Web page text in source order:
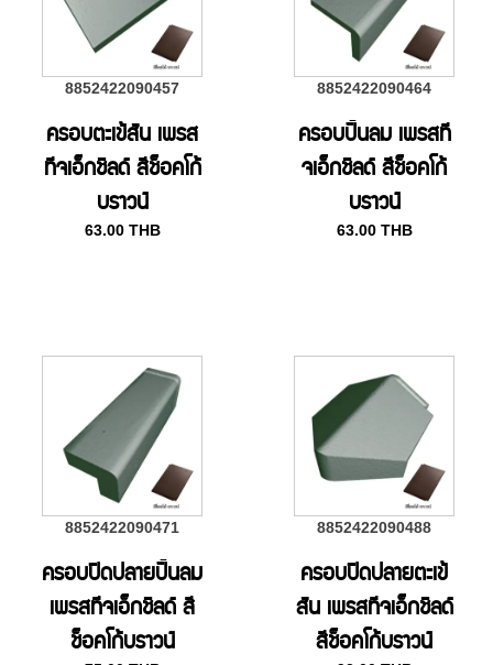
8852422090457
ครอบตะเข้สัน เพรส
ทีจเอ็กชิลด์ สีช็อคโก้
บราวน์
63.00 THB
8852422090464
ครอบปั้นลม เพรสที
จเอ็กชิลด์ สีช็อคโก้
บราวน์
63.00 THB
8852422090471
ครอบปิดปลายปั้นลม
เพรสทีจเอ็กชิลด์ สี
ช็อคโก้บราวน์
8852422090488
ครอบปิดปลายตะเข้
สัน เพรสทีจเอ็กชิลด์
สีช็อคโก้บราวน์